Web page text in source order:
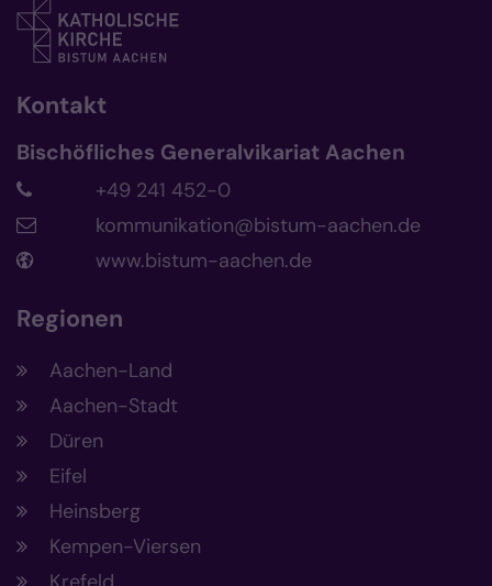
Kontakt
Bischöfliches Generalvikariat Aachen
+49 241 452-0
kommunikation@bistum-aachen.de
www.bistum-aachen.de
Regionen
Aachen-Land
Aachen-Stadt
Düren
Eifel
Heinsberg
Kempen-Viersen